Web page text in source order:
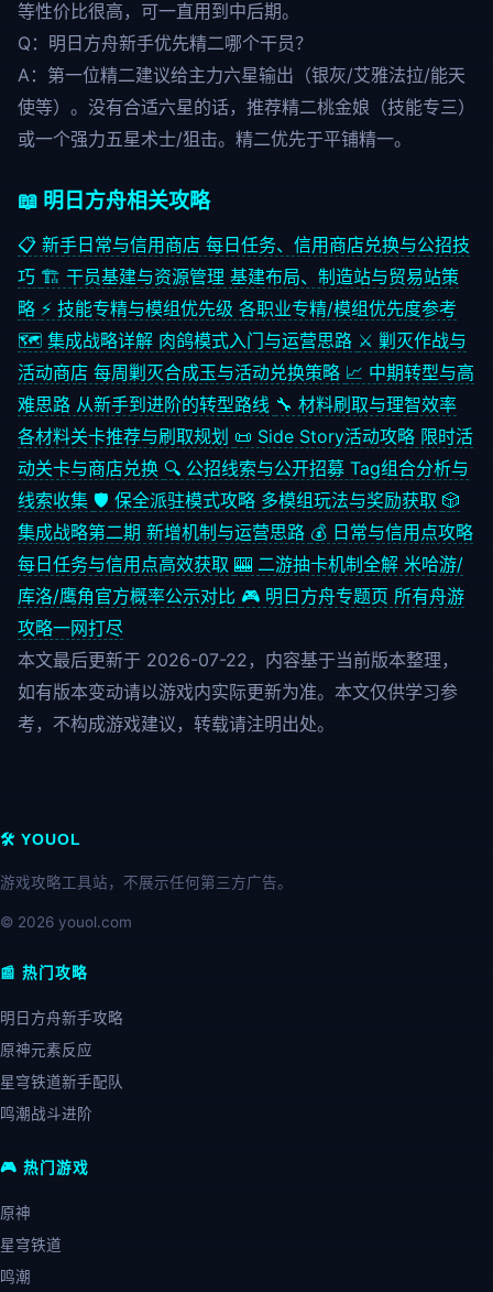
等性价比很高，可一直用到中后期。
Q：明日方舟新手优先精二哪个干员？
A：第一位精二建议给主力六星输出（银灰/艾雅法拉/能天
使等）。没有合适六星的话，推荐精二桃金娘（技能专三）
或一个强力五星术士/狙击。精二优先于平铺精一。
📖 明日方舟相关攻略
📋 新手日常与信用商店 每日任务、信用商店兑换与公招技
巧 🏗️ 干员基建与资源管理 基建布局、制造站与贸易站策
略 ⚡ 技能专精与模组优先级 各职业专精/模组优先度参考
🗺️ 集成战略详解 肉鸽模式入门与运营思路 ⚔️ 剿灭作战与
活动商店 每周剿灭合成玉与活动兑换策略 📈 中期转型与高
难思路 从新手到进阶的转型路线 🔧 材料刷取与理智效率
各材料关卡推荐与刷取规划 📜 Side Story活动攻略 限时活
动关卡与商店兑换 🔍 公招线索与公开招募 Tag组合分析与
线索收集 🛡️ 保全派驻模式攻略 多模组玩法与奖励获取 🎲
集成战略第二期 新增机制与运营思路 💰 日常与信用点攻略
每日任务与信用点高效获取 🎰 二游抽卡机制全解 米哈游/
库洛/鹰角官方概率公示对比 🎮 明日方舟专题页 所有舟游
攻略一网打尽
本文最后更新于 2026-07-22，内容基于当前版本整理，
如有版本变动请以游戏内实际更新为准。本文仅供学习参
考，不构成游戏建议，转载请注明出处。
🛠️ YOUOL
游戏攻略工具站，不展示任何第三方广告。
© 2026 youol.com
📰 热门攻略
明日方舟新手攻略
原神元素反应
星穹铁道新手配队
鸣潮战斗进阶
🎮 热门游戏
原神
星穹铁道
鸣潮